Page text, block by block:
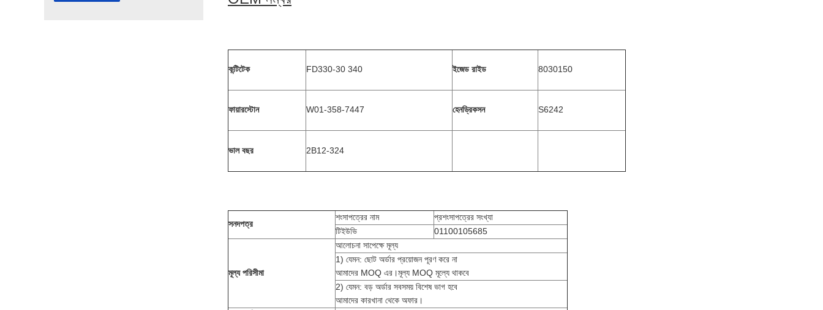
কন্টিটেক FD330-30 340 ইজেড রাইড 8030150
ফায়ারস্টোন W01-358-7447 হেনড্রিকসন S6242
ভাল বছর 2B12-324
সনদপত্র
শংসাপত্রের নাম
প্রশংসাপত্রের সংখ্যা
টিইউভি
01100105685
মূল্য পরিসীমা
আলোচনা সাপেক্ষে মূল্য
1) যেমন: ছোট অর্ডার প্রয়োজন পূরণ করে না
আমাদের MOQ এর।মূল্য MOQ মূল্যে থাকবে
2) যেমন: বড় অর্ডার সবসময় বিশেষ ভাগ হবে
আমাদের কারখানা থেকে অফার।